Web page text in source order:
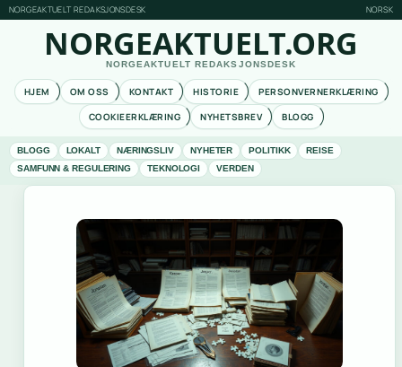
NORGEAKTUELT REDAKSJONSDESK NORSK
NORGEAKTUELT.ORG
NORGEAKTUELT REDAKSJONSDESK
HJEM OM OSS KONTAKT HISTORIE
PERSONVERNERKLÆRING
COOKIEERKLÆRING
NYHETSBREV BLOGG
BLOGG LOKALT NÆRINGSLIV NYHETER POLITIKK
REISE
SAMFUNN & REGULERING
TEKNOLOGI VERDEN